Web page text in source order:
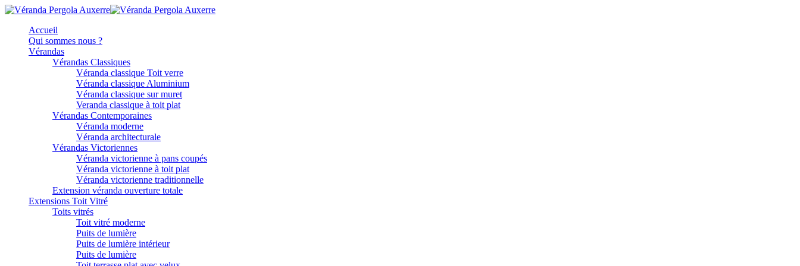
Accueil
Qui sommes nous ?
Vérandas
Vérandas Classiques
Véranda classique Toit verre
Véranda classique Aluminium
Véranda classique sur muret
Veranda classique à toit plat
Vérandas Contemporaines
Véranda moderne
Véranda architecturale
Vérandas Victoriennes
Véranda victorienne à pans coupés
Véranda victorienne à toit plat
Véranda victorienne traditionnelle
Extension véranda ouverture totale
Extensions Toit Vitré
Toits vitrés
Toit vitré moderne
Puits de lumière
Puits de lumière intérieur
Puits de lumière